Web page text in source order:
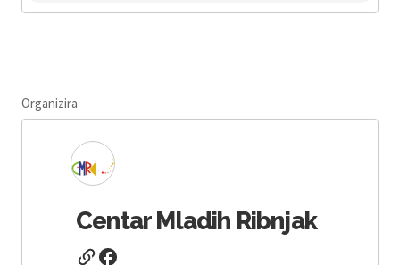
Organizira
Centar Mladih Ribnjak